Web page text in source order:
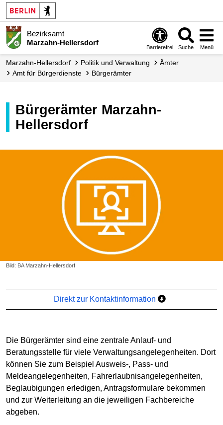
Bezirksamt
Marzahn-Hellersdorf
Barrierefrei Suche Menü
Marzahn-Hellersdorf Politik und Verwaltung
Ämter
Amt für Bürgerdienste
Bürgerämter
Bürgerämter Marzahn-
Hellersdorf
Bild: BA Marzahn-Hellersdorf
Direkt zur Kontaktinformation
Die Bürgerämter sind eine zentrale Anlauf- und
Beratungsstelle für viele Verwaltungsangelegenheiten. Dort
können Sie zum Beispiel Ausweis-, Pass- und
Meldeangelegenheiten, Fahrerlaubnisangelegenheiten,
Beglaubigungen erledigen, Antragsformulare bekommen
und zur Weiterleitung an die jeweiligen Fachbereiche
abgeben.